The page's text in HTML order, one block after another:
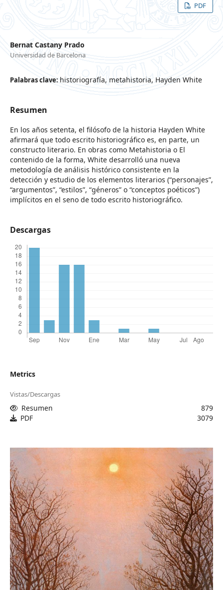
PDF
Bernat Castany Prado
Universidad de Barcelona
Palabras clave: historiografía, metahistoria, Hayden White
Resumen
En los años setenta, el filósofo de la historia Hayden White
afirmará que todo escrito historiográfico es, en parte, un
constructo literario. En obras como Metahistoria o El
contenido de la forma, White desarrolló una nueva
metodología de análisis histórico consistente en la
detección y estudio de los elementos literarios (“personajes”,
“argumentos”, “estilos”, “géneros” o “conceptos poéticos”)
implícitos en el seno de todo escrito historiográfico.
Descargas
Metrics
Vistas/Descargas
Resumen
879
PDF
3079